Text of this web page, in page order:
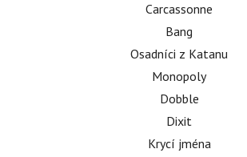
Carcassonne
Bang
Osadníci z Katanu
Monopoly
Dobble
Dixit
Krycí jména